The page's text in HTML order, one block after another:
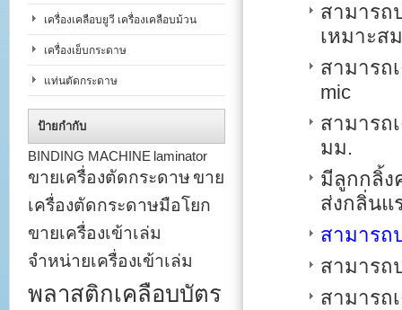
สามารถ
เหมาะส
สามารถ
mic
สามารถ
มม.
มีลูกกลิ้ง
ส่งกลิ่นแ
สามารถ
สามารถ
สามารถ
เครื่องเคลือบยูวี เครื่องเคลือบม้วน
เครื่องเย็บกระดาษ
แท่นตัดกระดาษ
ป้ายกำกับ
BINDING MACHINE laminator
ขายเครื่องตัดกระดาษ ขาย
เครื่องตัดกระดาษมือโยก
ขายเครื่องเข้าเล่ม
จำหน่ายเครื่องเข้าเล่ม
พลาสติกเคลือบบัตร